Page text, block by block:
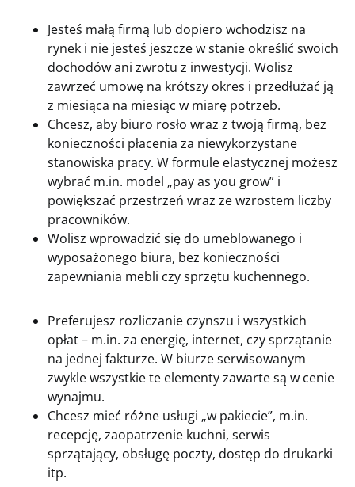
Jesteś małą firmą lub dopiero wchodzisz na
rynek i nie jesteś jeszcze w stanie określić swoich
dochodów ani zwrotu z inwestycji. Wolisz
zawrzeć umowę na krótszy okres i przedłużać ją
z miesiąca na miesiąc w miarę potrzeb.
Chcesz, aby biuro rosło wraz z twoją firmą, bez
konieczności płacenia za niewykorzystane
stanowiska pracy. W formule elastycznej możesz
wybrać m.in. model „pay as you grow” i
powiększać przestrzeń wraz ze wzrostem liczby
pracowników.
Wolisz wprowadzić się do umeblowanego i
wyposażonego biura, bez konieczności
zapewniania mebli czy sprzętu kuchennego.
Preferujesz rozliczanie czynszu i wszystkich
opłat – m.in. za energię, internet, czy sprzątanie
na jednej fakturze. W biurze serwisowanym
zwykle wszystkie te elementy zawarte są w cenie
wynajmu.
Chcesz mieć różne usługi „w pakiecie”, m.in.
recepcję, zaopatrzenie kuchni, serwis
sprzątający, obsługę poczty, dostęp do drukarki
itp.